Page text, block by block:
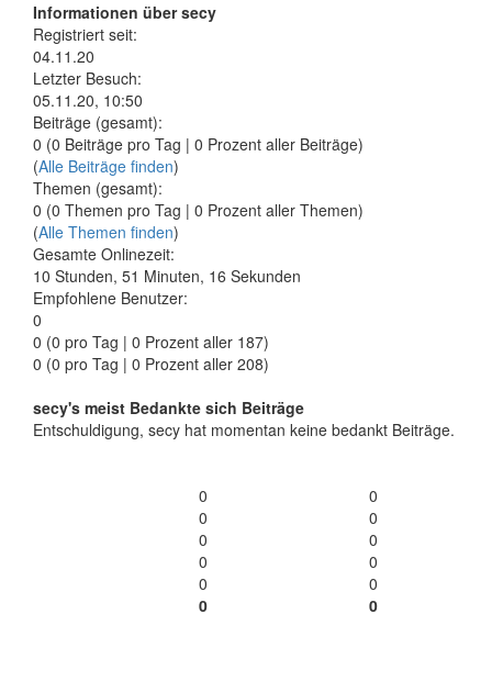
Informationen über secy
Registriert seit:
04.11.20
Letzter Besuch:
05.11.20, 10:50
Beiträge (gesamt):
0 (0 Beiträge pro Tag | 0 Prozent aller Beiträge)
(Alle Beiträge finden)
Themen (gesamt):
0 (0 Themen pro Tag | 0 Prozent aller Themen)
(Alle Themen finden)
Gesamte Onlinezeit:
10 Stunden, 51 Minuten, 16 Sekunden
Empfohlene Benutzer:
0
0 (0 pro Tag | 0 Prozent aller 187)
0 (0 pro Tag | 0 Prozent aller 208)
secy's meist Bedankte sich Beiträge
Entschuldigung, secy hat momentan keine bedankt Beiträge.
0
0
0
0
0
0
0
0
0
0
0
0